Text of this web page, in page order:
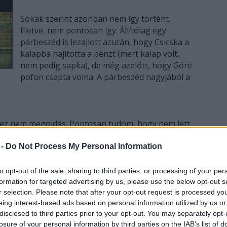
Do Not Process My Personal Information
opt-out of the sale, sharing to third parties, or processing of your
for targeted advertising by us, please use the below opt-out
selection. Please note that after your opt-out request is processed
interest-based ads based on personal information utilized by us
to third parties prior to your opt-out. You may separately
of your personal information by third parties on the IAB’s list of
Sokak szerint azonban nem így történt.
Illetve, nem pontosan így. Állítólag egy
párbeszéd is lezajlott azután, hogy Csicska a
kalapba hajította a pénzt (mert kalap volt,
nem pedig sapka), de még azelőtt, hogy Góré
pofon csapta volna. A párbeszéd nagyjából a
nem megoldás. Pontosan tudom, hogy nem lett
azt látom, hogy több lett és ez megnyugtat.
a pénzünkkel, akkor ne állj meg ennyinél.
is van benned. Te vagy a világ arkhimédeszi
a mindenséget a helyéből. Egyet kell csak
kezeddel és egy jó erőset rántanod rajta.
az aprópénzzel vacakolsz…